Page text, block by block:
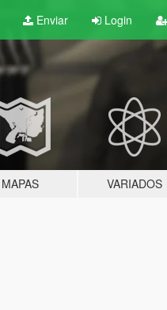
Enviar Login
MAPAS VARIADOS